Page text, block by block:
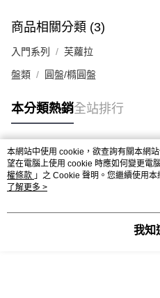
商品相關分類 (3)
入門系列 芙蘿拉
盤類 圓盤/橢圓盤
本分類熱銷全站排行
熱門標籤
本網站中使用 cookie，欲查詢有關本網
望在電腦上使用 cookie 時應如何變更電
權條款 」之 Cookie 聲明。您繼續使用
用條款之 Cookie 聲明使用 cookie。
了解更多 >
我知